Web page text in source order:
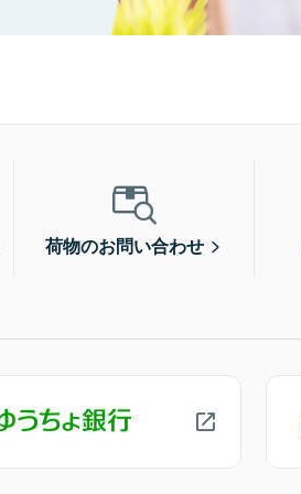
荷物のお問い合わせ